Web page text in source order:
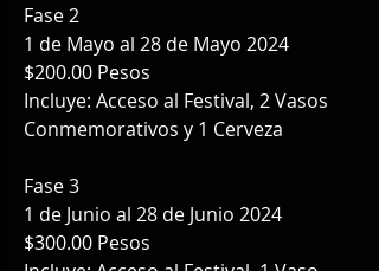
Fase 2
1 de Mayo al 28 de Mayo 2024
$200.00 Pesos
Incluye: Acceso al Festival, 2 Vasos
Conmemorativos y 1 Cerveza
Fase 3
1 de Junio al 28 de Junio 2024
$300.00 Pesos